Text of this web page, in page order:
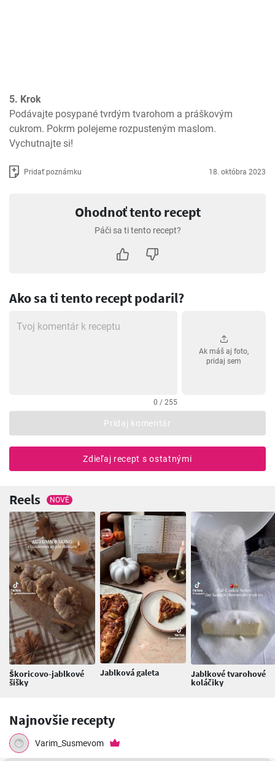
5. Krok
Podávajte posypané tvrdým tvarohom a práškovým
cukrom. Pokrm polejeme rozpusteným maslom.
Vychutnajte si!
Pridať poznámku 18. októbra 2023
Ohodnoť tento recept
Páči sa ti tento recept?
Ako sa ti tento recept podaril?
0 / 255
Ak máš aj foto,
pridaj sem
Pridaj komentár
Zdieľaj recept s ostatnými
Reels NOVÉ
Škoricovo-jablkové
šišky
Jablková galeta Jablkové tvarohové
koláčiky
Najnovšie recepty
Varim_Susmevom